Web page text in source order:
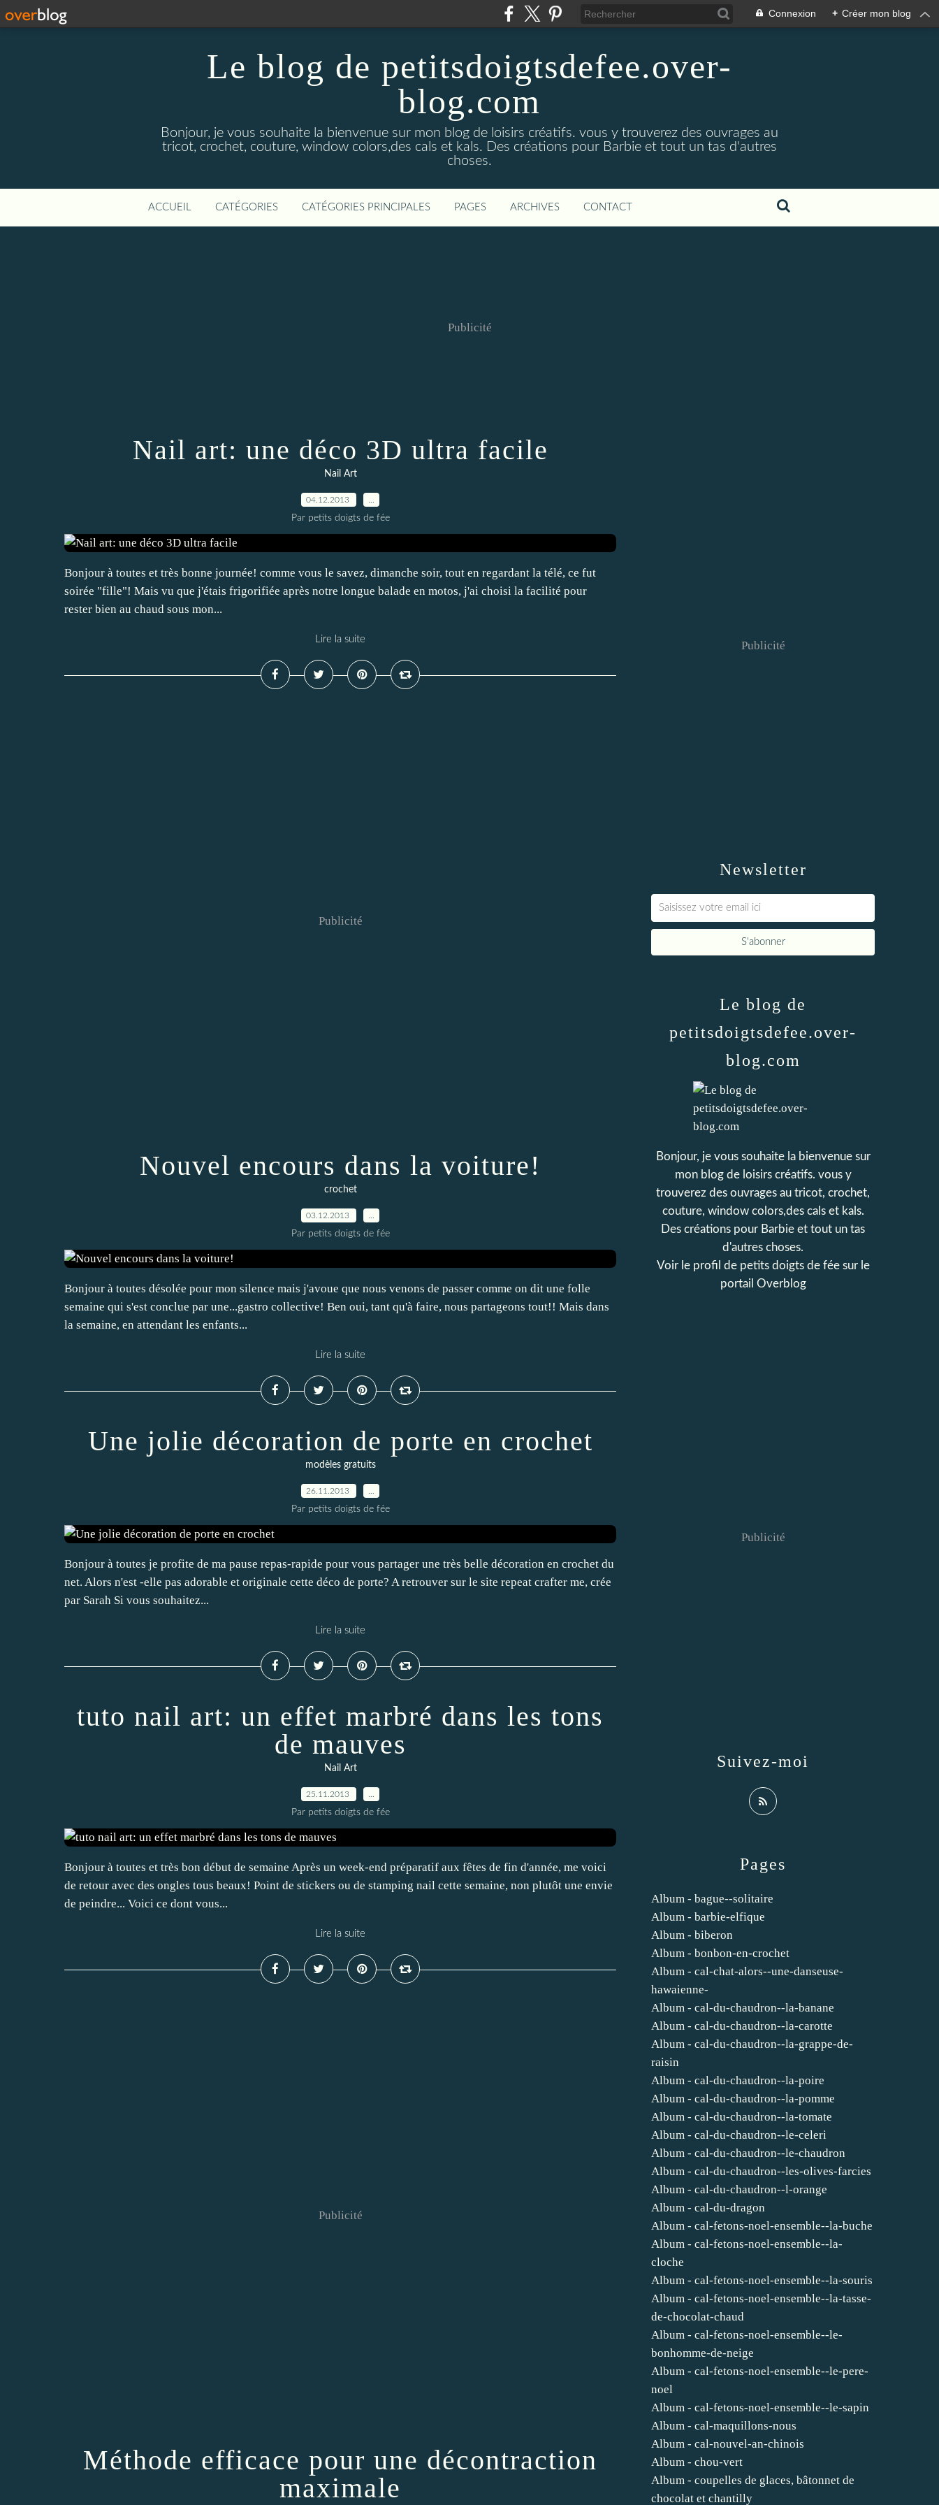
Connexion + Créer mon blog
Le blog de petitsdoigtsdefee.over-
blog.com
Bonjour, je vous souhaite la bienvenue sur mon blog de loisirs créatifs. vous y trouverez des ouvrages au
tricot, crochet, couture, window colors,des cals et kals. Des créations pour Barbie et tout un tas d'autres
choses.
ACCUEIL CATÉGORIES CATÉGORIES PRINCIPALES PAGES ARCHIVES CONTACT
Publicité
Nail art: une déco 3D ultra facile
Nail Art
04.12.2013
Par petits doigts de fée
Bonjour à toutes et très bonne journée! comme vous le savez, dimanche soir, tout en regardant la télé, ce fut
soirée "fille"! Mais vu que j'étais frigorifiée après notre longue balade en motos, j'ai choisi la facilité pour
rester bien au chaud sous mon...
Lire la suite
Publicité
Nouvel encours dans la voiture!
crochet
03.12.2013
Par petits doigts de fée
Bonjour à toutes désolée pour mon silence mais j'avoue que nous venons de passer comme on dit une folle
semaine qui s'est conclue par une...gastro collective! Ben oui, tant qu'à faire, nous partageons tout!! Mais dans
la semaine, en attendant les enfants...
Lire la suite
Une jolie décoration de porte en crochet
modèles gratuits
26.11.2013
Par petits doigts de fée
Bonjour à toutes je profite de ma pause repas-rapide pour vous partager une très belle décoration en crochet du
net. Alors n'est -elle pas adorable et originale cette déco de porte? A retrouver sur le site repeat crafter me, crée
par Sarah Si vous souhaitez...
Lire la suite
tuto nail art: un effet marbré dans les tons
de mauves
Nail Art
25.11.2013
Par petits doigts de fée
Bonjour à toutes et très bon début de semaine Après un week-end préparatif aux fêtes de fin d'année, me voici
de retour avec des ongles tous beaux! Point de stickers ou de stamping nail cette semaine, non plutôt une envie
de peindre... Voici ce dont vous...
Lire la suite
Publicité
Méthode efficace pour une décontraction
maximale
Newsletter
Publicité
Pages
Album - bague--solitaire
Album - barbie-elfique
Album - biberon
Album - bonbon-en-crochet
Album - cal-chat-alors--une-danseuse-
hawaienne-
Album - cal-du-chaudron--la-banane
Album - cal-du-chaudron--la-carotte
Album - cal-du-chaudron--la-grappe-de-
raisin
Album - cal-du-chaudron--la-poire
Album - cal-du-chaudron--la-pomme
Album - cal-du-chaudron--la-tomate
Album - cal-du-chaudron--le-celeri
Album - cal-du-chaudron--le-chaudron
Album - cal-du-chaudron--les-olives-farcies
Album - cal-du-chaudron--l-orange
Album - cal-du-dragon
Album - cal-fetons-noel-ensemble--la-buche
Album - cal-fetons-noel-ensemble--la-
cloche
Album - cal-fetons-noel-ensemble--la-souris
Album - cal-fetons-noel-ensemble--la-tasse-
de-chocolat-chaud
Album - cal-fetons-noel-ensemble--le-
bonhomme-de-neige
Album - cal-fetons-noel-ensemble--le-pere-
noel
Album - cal-fetons-noel-ensemble--le-sapin
Album - cal-maquillons-nous
Album - cal-nouvel-an-chinois
Album - chou-vert
Album - coupelles de glaces, bâtonnet de
chocolat et chantilly
Le blog de
petitsdoigtsdefee.over-
blog.com
Bonjour, je vous souhaite la bienvenue sur
mon blog de loisirs créatifs. vous y
trouverez des ouvrages au tricot, crochet,
couture, window colors,des cals et kals.
Des créations pour Barbie et tout un tas
d'autres choses.
Voir le profil de petits doigts de féesur le
portail Overblog
Suivez-moi
Publicité